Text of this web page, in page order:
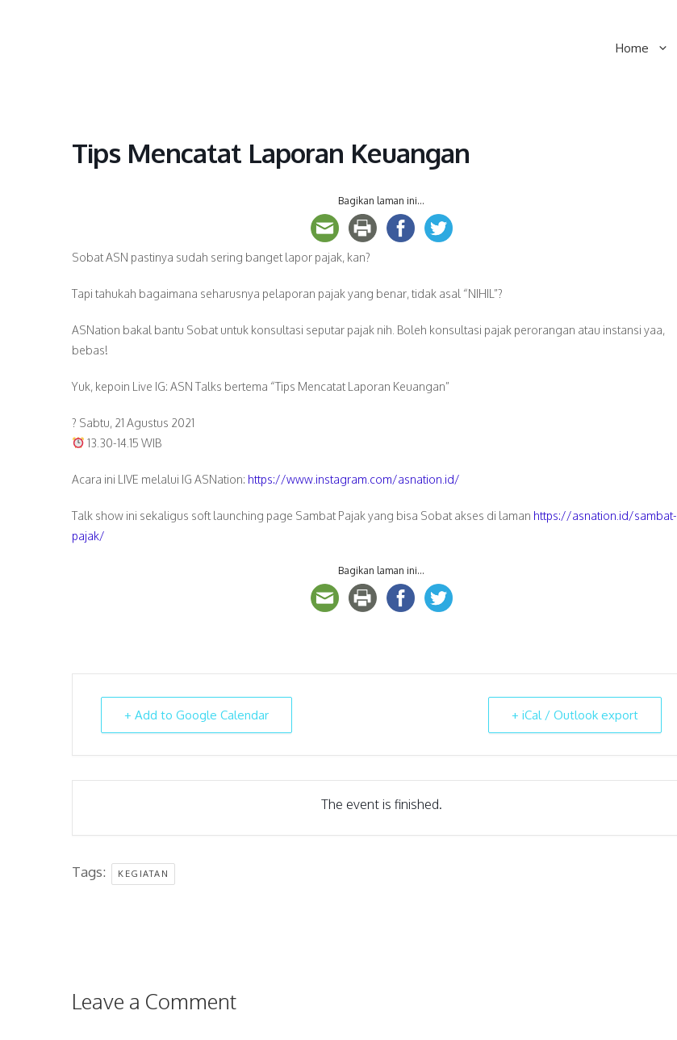
Home
Tips Mencatat Laporan Keuangan
Bagikan laman ini...
Sobat ASN pastinya sudah sering banget lapor pajak, kan?
Tapi tahukah bagaimana seharusnya pelaporan pajak yang benar, tidak asal “NIHIL”?
ASNation bakal bantu Sobat untuk konsultasi seputar pajak nih. Boleh konsultasi pajak perorangan atau instansi yaa,
bebas!
Yuk, kepoin Live IG: ASN Talks bertema “Tips Mencatat Laporan Keuangan”
? Sabtu, 21 Agustus 2021
13.30-14.15 WIB
Acara ini LIVE melalui IG ASNation: https://www.instagram.com/asnation.id/
Talk show ini sekaligus soft launching page Sambat Pajak yang bisa Sobat akses di laman https://asnation.id/sambat-
pajak/
Bagikan laman ini...
+ Add to Google Calendar + iCal / Outlook export
The event is finished.
Tags: KEGIATAN
Leave a Comment